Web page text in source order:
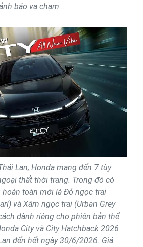
báo va chạm...
Lan, Honda mang đến 7 tùy
thất thời trang. Trong đó có
toàn mới là Đỏ ngọc trai
và Xám ngọc trai (Urban Grey
dành riêng cho phiên bản thể
City và City Hatchback 2026
đến hết ngày 30/6/2026. Giá